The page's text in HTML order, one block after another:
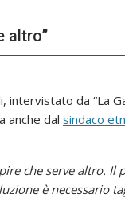
altro”
da “La
anche dal sindaco
che serve altro.
è necessario